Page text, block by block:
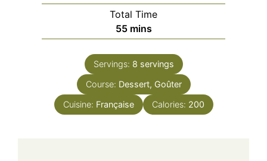
Total Time
55minutes
mins
Servings: 8 servings
Course: Dessert, Goûter
Cuisine: Française Calories: 200